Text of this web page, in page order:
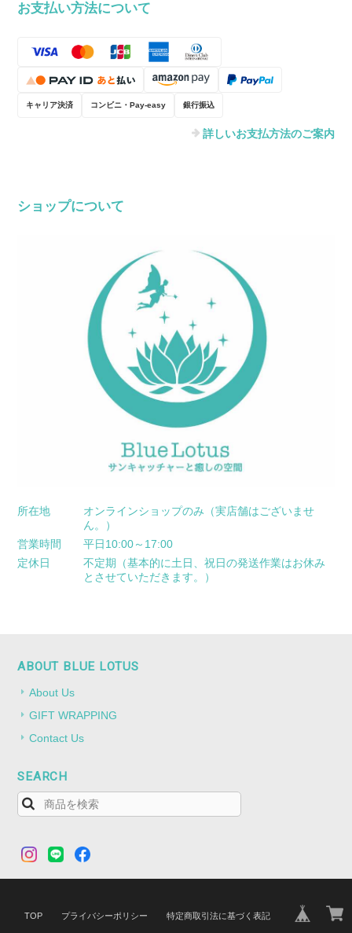
お支払い方法について
キャリア決済 コンビニ・Pay-easy 銀行振込
詳しいお支払方法のご案内
ショップについて
所在地
オンラインショップのみ（実店舗はございませ
ん。）
営業時間
平日10:00～17:00
定休日
不定期（基本的に土日、祝日の発送作業はお休み
とさせていただきます。）
ABOUT BLUE LOTUS
About Us
GIFT WRAPPING
Contact Us
SEARCH
TOP プライバシーポリシー 特定商取引法に基づく表記